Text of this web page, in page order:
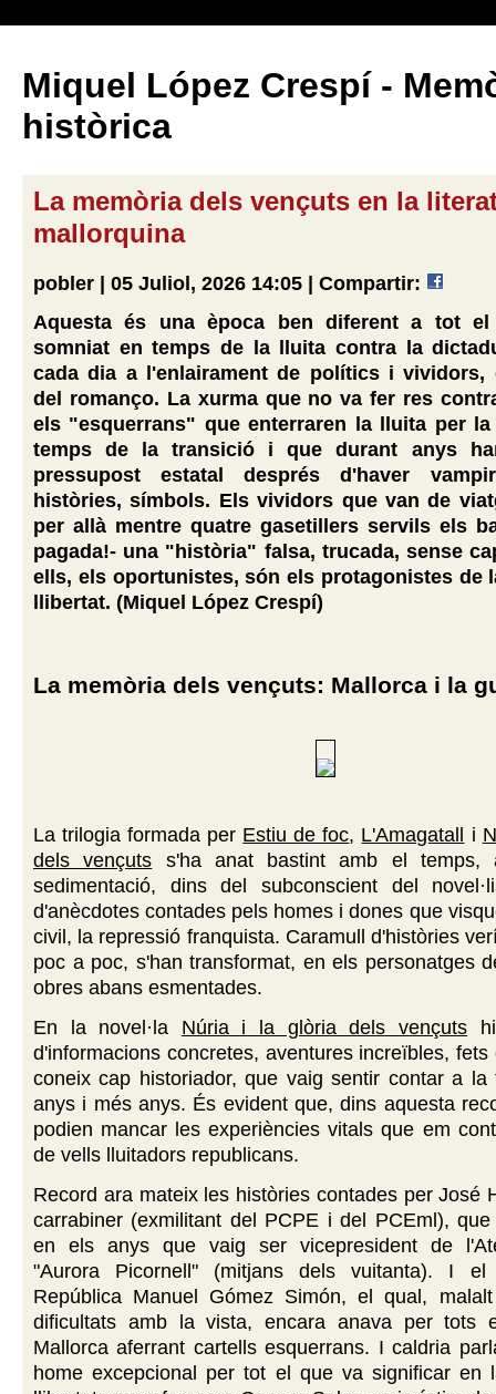
Miquel López Crespí -
històrica
La memòria dels vençuts en la
mallorquina
pobler | 05 Juliol, 2026 14:05 | Compartir:
Aquesta és una època ben diferent a tot el
somniat en temps de la lluita contra la
cada dia a l'enlairament de polítics i vividors,
del romanço. La xurma que no va fer res
els "esquerrans" que enterraren la lluita per
temps de la transició i que durant anys
pressupost estatal després d'haver
històries, símbols. Els vividors que van de
per allà mentre quatre gasetillers servils els
pagada!- una "història" falsa, trucada, sense
ells, els oportunistes, són els protagonistes de
llibertat. (Miquel López Crespí)
La memòria dels vençuts: Mallorca i la
La trilogia formada per Estiu de foc, L'Amagatall i
dels vençuts s'ha anat bastint amb el temps,
sedimentació, dins del subconscient del
d'anècdotes contades pels homes i dones que
civil, la repressió franquista. Caramull d'històries
poc a poc, s'han transformat, en els personatges
obres abans esmentades.
En la novel·la Núria i la glòria dels vençutshi
d'informacions concretes, aventures increïbles,
coneix cap historiador, que vaig sentir contar a la
anys i més anys. És evident que, dins aquesta
podien mancar les experiències vitals que em
de vells lluitadors republicans.
Record ara mateix les històries contades per José
carrabiner (exmilitant del PCPE i del PCEml),
en els anys que vaig ser vicepresident de
"Aurora Picornell" (mitjans dels vuitanta). I
República Manuel Gómez Simón, el qual,
dificultats amb la vista, encara anava per tots
Mallorca aferrant cartells esquerrans. I caldria
home excepcional per tot el que va significar en